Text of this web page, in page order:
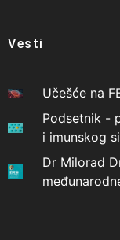
Vesti
Učešće na
Podsetnik -
i imunskog
Dr Milorad